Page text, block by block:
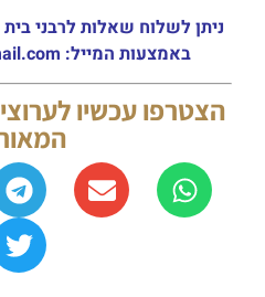
ניתן לשלוח שאלות לרבני
באמצעות המייל: sm088302222@gmail.com
הצטרפו עכשיו